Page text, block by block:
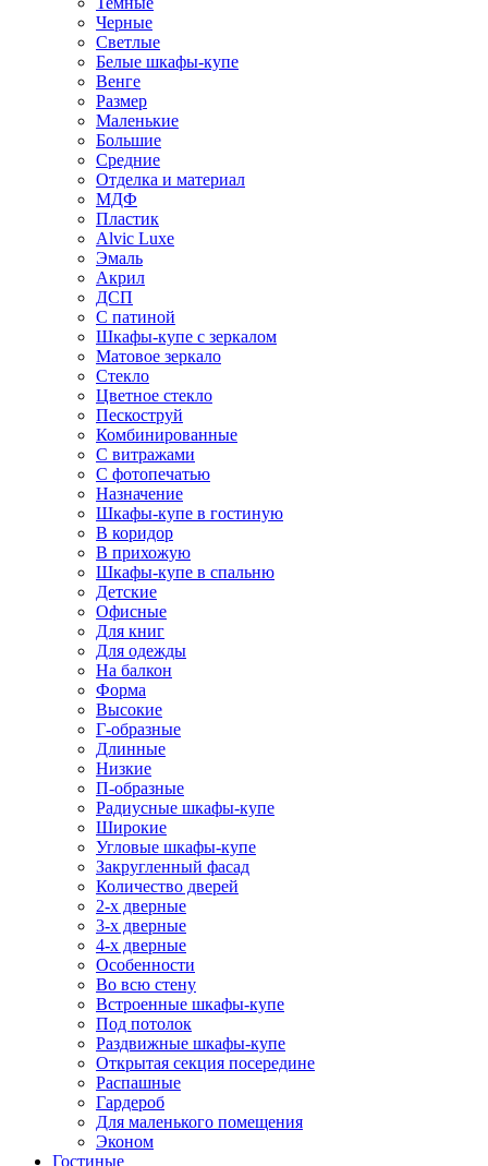
Черные
Светлые
Белые шкафы-купе
Венге
Размер
Маленькие
Большие
Средние
Отделка и материал
МДФ
Пластик
Alvic Luxe
Эмаль
Акрил
ДСП
С патиной
Шкафы-купе с зеркалом
Матовое зеркало
Стекло
Цветное стекло
Пескоструй
Комбинированные
С витражами
С фотопечатью
Назначение
Шкафы-купе в гостиную
В коридор
В прихожую
Шкафы-купе в спальню
Детские
Офисные
Для книг
Для одежды
На балкон
Форма
Высокие
Г-образные
Длинные
Низкие
П-образные
Радиусные шкафы-купе
Широкие
Угловые шкафы-купе
Закругленный фасад
Количество дверей
2-х дверные
3-х дверные
4-х дверные
Особенности
Во всю стену
Встроенные шкафы-купе
Под потолок
Раздвижные шкафы-купе
Открытая секция посередине
Распашные
Гардероб
Для маленького помещения
Эконом
Гостиные